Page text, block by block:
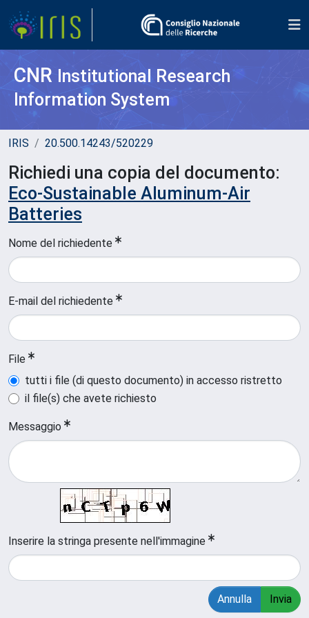
CNR Institutional Research
Information System
IRIS 20.500.14243/520229
Richiedi una copia del documento:
Eco-Sustainable Aluminum-Air
Batteries
Nome del richiedente
E-mail del richiedente
File
tutti i file (di questo documento) in accesso ristretto
il file(s) che avete richiesto
Messaggio
Inserire la stringa presente nell'immagine
Annulla Invia